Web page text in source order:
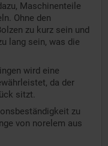
Maschinenteile
Ohne den
zu kurz sein und
lang sein, was die
wird eine
da der
sitzt.
zu
von norelem aus